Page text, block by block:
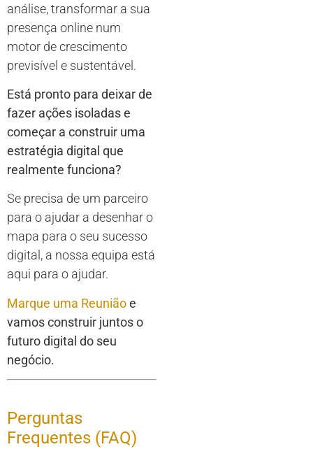
análise, transformar a sua
presença online num
motor de crescimento
previsível e sustentável.
Está pronto para deixar de
fazer ações isoladas e
começar a construir uma
estratégia digital que
realmente funciona?
Se precisa de um parceiro
para o ajudar a desenhar o
mapa para o seu sucesso
digital, a nossa equipa está
aqui para o ajudar.
Marque uma Reuniãoe
vamos construir juntos o
futuro digital do seu
negócio.
Perguntas
Frequentes (FAQ)